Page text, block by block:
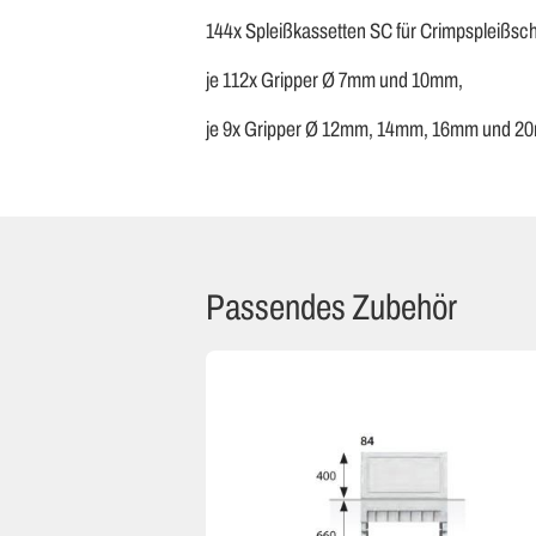
144x Spleißkassetten SC für
je 112x Gripper Ø 7mm und 10mm,
je 9x Gripper Ø 12mm, 14mm, 16mm und
Passendes Zubehör